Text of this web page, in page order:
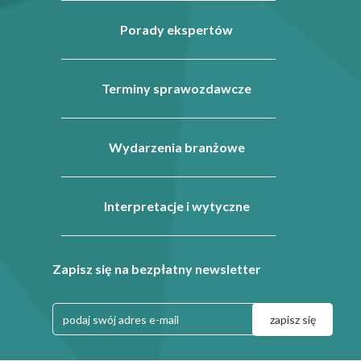
Porady ekspertów
Terminy sprawozdawcze
Wydarzenia branżowe
Interpretacje i wytyczne
Zapisz się na bezpłatny newsletter